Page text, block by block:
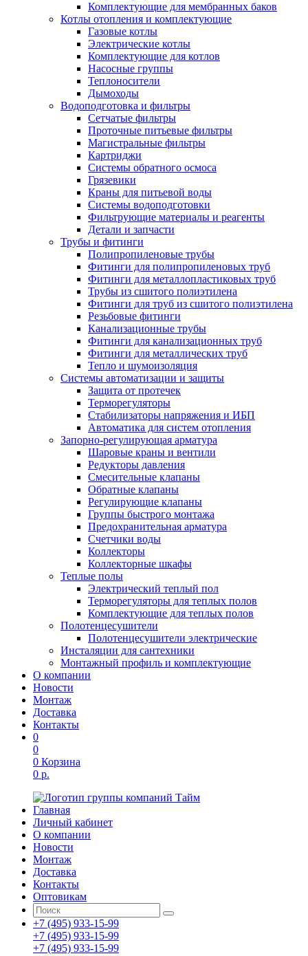
Комплектующие для мембранных баков
Котлы отопления и комплектующие
Газовые котлы
Электрические котлы
Комплектующие для котлов
Насосные группы
Теплоносители
Дымоходы
Водоподготовка и фильтры
Сетчатые фильтры
Проточные питьевые фильтры
Магистральные фильтры
Картриджи
Системы обратного осмоса
Грязевики
Краны для питьевой воды
Системы водоподготовки
Фильтрующие материалы и реагенты
Детали и запчасти
Трубы и фитинги
Полипропиленовые трубы
Фитинги для полипропиленовых труб
Фитинги для металлопластиковых труб
Трубы из сшитого полиэтилена
Фитинги для труб из сшитого полиэтилена
Резьбовые фитинги
Канализационные трубы
Фитинги для канализационных труб
Фитинги для металлических труб
Тепло и шумоизоляция
Системы автоматизации и защиты
Защита от протечек
Терморегуляторы
Стабилизаторы напряжения и ИБП
Автоматика для систем отопления
Запорно-регулирующая арматура
Шаровые краны и вентили
Редукторы давления
Смесительные клапаны
Обратные клапаны
Регулирующие клапаны
Группы быстрого монтажа
Предохранительная арматура
Счетчики воды
Коллекторы
Коллекторные шкафы
Теплые полы
Электрический теплый пол
Терморегуляторы для теплых полов
Комплектующие для теплых полов
Полотенцесушители
Полотенцесушители электрические
Инсталяции для сантехники
Монтажный профиль и комплектующие
О компании
Новости
Монтаж
Доставка
Контакты
0
0
0 Корзина
0 р.
Главная
Личный кабинет
О компании
Новости
Монтаж
Доставка
Контакты
Оптовикам
+7 (495) 933-15-99
+7 (495) 933-15-99
+7 (495) 933-15-99